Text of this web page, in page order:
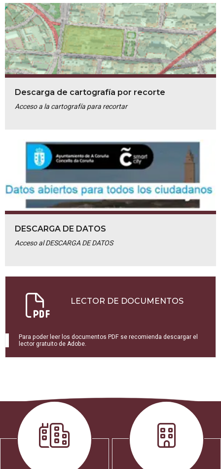
Descarga de cartografía por recorte
Acceso a la cartografía para recortar
DESCARGA DE DATOS
Acceso al DESCARGA DE DATOS
LECTOR DE DOCUMENTOS
Para poder leer los documentos PDF se recomienda descargar el
lector gratuito de Adobe.